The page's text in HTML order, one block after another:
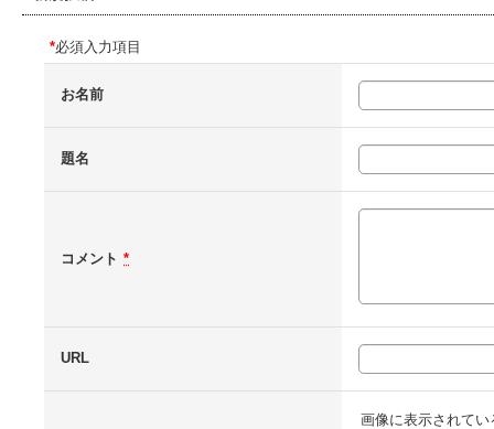
*必須入力項目
お名前
題名
コメント *
URL
画像に表示されて